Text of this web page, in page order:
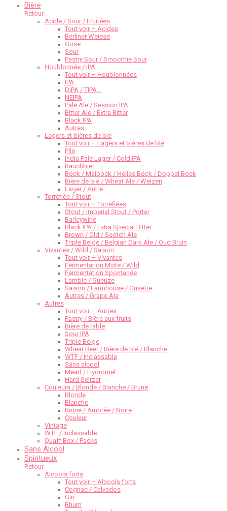
Bière
Retour
Acide / Sour / Fruitées
Tout voir – Acides
Berliner Weisse
Gose
Sour
Pastry Sour / Smoothie Sour
Houblonnée / IPA
Tout voir – Houblonnées
IPA
DIPA / TIPA…
NEIPA
Pale Ale / Session IPA
Bitter Ale / Extra Bitter
Black IPA
Autres
Lagers et bières de blé
Tout voir – Lagers et bières de blé
Pils
India Pale Lager / Cold IPA
Rauchbier
Bock / Maibock / Helles Bock / Doppel Bock
Bière de blé / Wheat Ale / Weizen
Lager / Autre
Torréfiée / Stout
Tout voir – Torréfiées
Stout / Imperial Stout / Porter
Barleywine
Black IPA / Extra Special Bitter
Brown / Old / Scotch Ale
Triple Belge / Belgian Dark Ale / Oud Bruin
Vivantes / Wild / Saison
Tout voir – Vivantes
Fermentation Mixte / Wild
Fermentation Spontanée
Lambic / Gueuze
Saison / Farmhouse / Grisette
Autres / Grape Ale
Autres
Tout voir – Autres
Pastry / Bière aux fruits
Bière de table
Sour IPA
Triple Belge
Wheat Beer / Bière de blé / Blanche
WTF / Inclassable
Sans alcool
Mead / Hydromel
Hard Seltzer
Couleurs / Blonde / Blanche / Brune
Blonde
Blanche
Brune / Ambrée / Noire
Couleur
Vintage
WTF / Inclassable
Quaff Box / Packs
Sans Alcool
Spiritueux
Retour
Alcools forts
Tout voir – Alcools forts
Cognac / Calvados
Gin
Rhum